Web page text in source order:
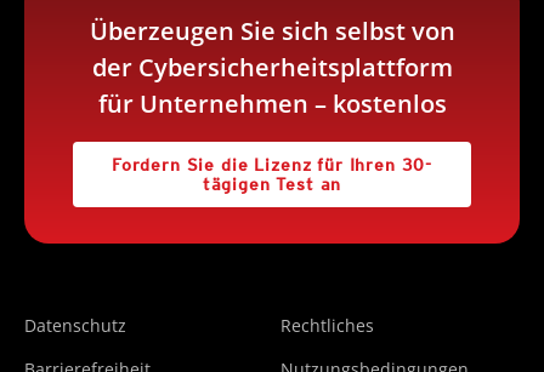
Überzeugen Sie sich selbst von
der Cybersicherheitsplattform
für Unternehmen – kostenlos
Fordern Sie die Lizenz für Ihren 30-
tägigen Test an
Datenschutz
Rechtliches